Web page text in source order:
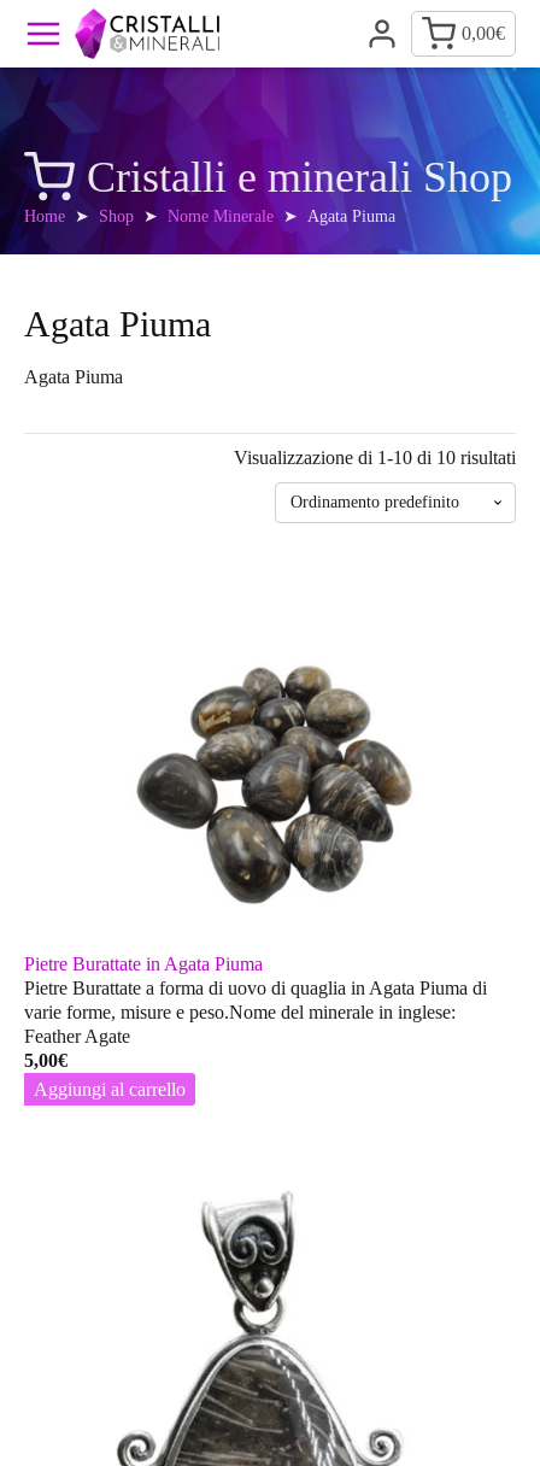
0,00€
Cristalli e minerali Shop
Home ➤ Shop ➤ Nome Minerale➤ Agata Piuma
Agata Piuma
Agata Piuma
Visualizzazione di 1-10 di 10 risultati
Pietre Burattate in Agata Piuma
Pietre Burattate a forma di uovo di quaglia in Agata Piuma di
varie forme, misure e peso.Nome del minerale in inglese:
Feather Agate
5,00€
Aggiungi al carrello